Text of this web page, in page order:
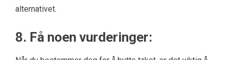
alternativet.
8. Få noen vurderinger: